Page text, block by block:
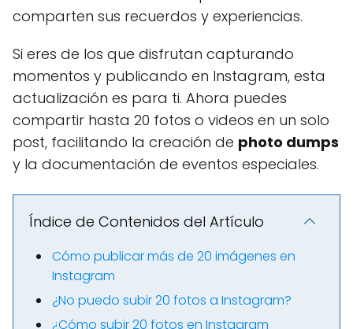
comparten sus recuerdos y experiencias.
Si eres de los que disfrutan capturando
momentos y publicando en Instagram, esta
actualización es para ti. Ahora puedes
compartir hasta 20 fotos o videos en un solo
post, facilitando la creación de photo dumps
y la documentación de eventos especiales.
Índice de Contenidos del Artículo
Cómo publicar más de 20 imágenes en
Instagram
¿No puedo subir 20 fotos a Instagram?
¿Cómo subir 20 fotos en Instagram